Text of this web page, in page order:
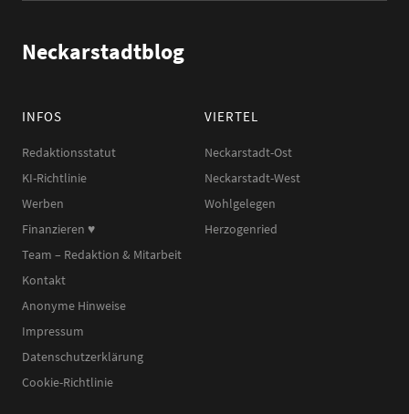
Neckarstadtblog
INFOS
Redaktionsstatut
KI-Richtlinie
Werben
Finanzieren ♥︎
Team – Redaktion & Mitarbeit
Kontakt
Anonyme Hinweise
Impressum
Datenschutzerklärung
Cookie-Richtlinie
VIERTEL
Neckarstadt-Ost
Neckarstadt-West
Wohlgelegen
Herzogenried